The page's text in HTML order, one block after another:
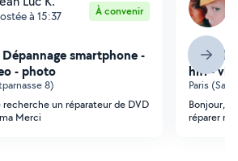
à 15:37 À convenir
smartphone -
- photo
8)
recherche un réparateur de DVD
Merci
hifi -
Paris
Bonjour,
réparer